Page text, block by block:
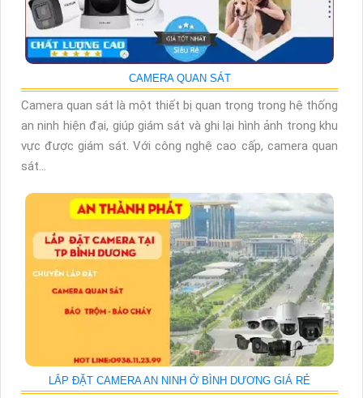
CAMERA QUAN SÁT
Camera quan sát là một thiết bị quan trọng trong hệ thống
an ninh hiện đại, giúp giám sát và ghi lại hình ảnh trong khu
vực được giám sát. Với công nghệ cao cấp, camera quan
sát...
LẮP ĐẶT CAMERA AN NINH Ở BÌNH DƯƠNG GIÁ RẺ